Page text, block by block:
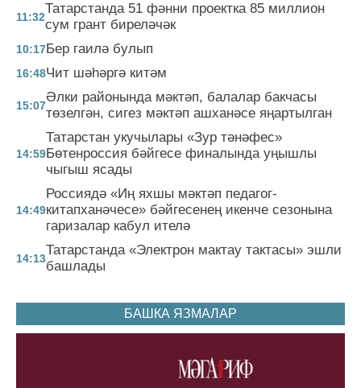
11:32
Татарстанда 51 фәнни проектка 85 миллион
сум грант биреләчәк
10:17Бер гаилә булып
16:48Чит шәһәргә китәм
15:07
Әлки районында мәктәп, балалар бакчасы
төзелгән, сигез мәктәп ашханәсе яңартылган
14:59
Татарстан укучылары «Зур тәнәфес»
Бөтенроссия бәйгесе финалында уңышлы
чыгыш ясады
14:49
Россиядә «Иң яхшы мәктәп педагог-
китапханәчесе» бәйгесенең икенче сезонына
гаризалар кабул ителә
14:13
Татарстанда «Электрон мактау тактасы» эшли
башлады
БАШКА ЯЗМАЛАР